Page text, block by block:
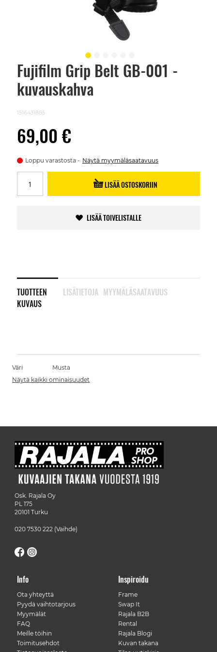
Fujifilm Grip Belt GB-001 -
kuvauskahva
1516431885
69,00 €
Loppu varastosta Näytä myymäläsaatavuus
LISÄÄ OSTOSKORIIN
LISÄÄ TOIVELISTALLE
TUOTTEEN
KUVAUS
LISÄTIETOJA MYYMÄLÄSAATAVUUS
Skip
beginning
images
Väri
Musta
Näytä kaikki ominaisuudet
Osk. Rajala Oy
PL 175
20101 Turku
020 7530 222 (Vaihde)
Info
Ota yhteyttä
Pyydä vaihtotarjous
Myymälät
FAQ
Meille töihin
Toimitusehdot
Inspiroidu
Frame
Swap It
Rajala B2B
Rental
Rajala Blogi
Kuvan takana